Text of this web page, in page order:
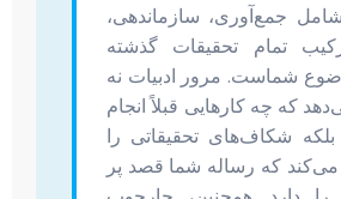
جمع‌آوری، سازماندهی،
تمام تحقیقات گذشته
شماست. مرور ادبیات نه
که چه کارهایی قبلاً انجام
شکاف‌های تحقیقاتی را
که رساله شما قصد پر